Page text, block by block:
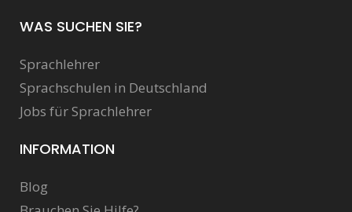
WAS SUCHEN SIE?
Sprachlehrer
Sprachschulen in Deutschland
Jobs für Sprachlehrer
INFORMATION
Blog